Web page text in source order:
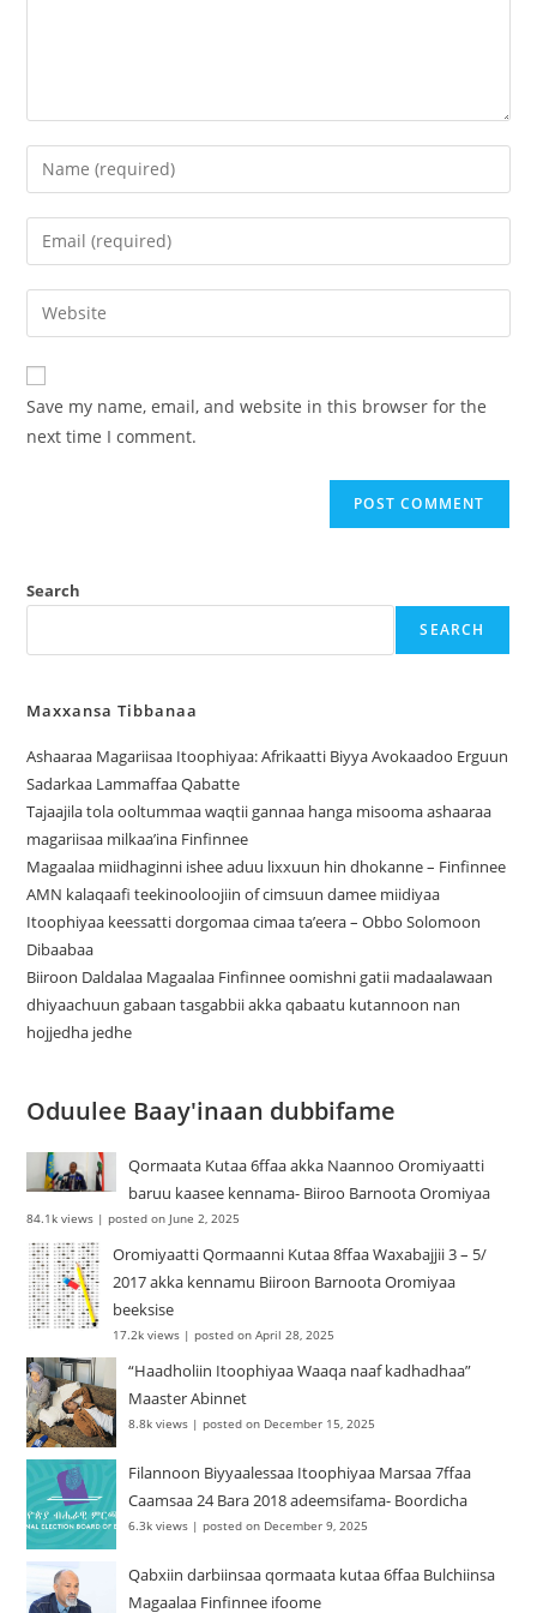
Save my name, email, and website in this browser for the
next time I comment.
Search
SEARCH
Maxxansa Tibbanaa
Ashaaraa Magariisaa Itoophiyaa: Afrikaatti Biyya Avokaadoo Erguun
Sadarkaa Lammaffaa Qabatte
Tajaajila tola ooltummaa waqtii gannaa hanga misooma ashaaraa
magariisaa milkaa’ina Finfinnee
Magaalaa miidhaginni ishee aduu lixxuun hin dhokanne – Finfinnee
‎AMN kalaqaafi teekinooloojiin of cimsuun damee miidiyaa
Itoophiyaa keessatti dorgomaa cimaa ta’eera – Obbo Solomoon
Dibaabaa
Biiroon Daldalaa Magaalaa Finfinnee oomishni gatii madaalawaan
dhiyaachuun gabaan tasgabbii akka qabaatu kutannoon nan
hojjedha jedhe
Oduulee Baay'inaan dubbifame
Qormaata Kutaa 6ffaa akka Naannoo Oromiyaatti
baruu kaasee kennama- Biiroo Barnoota Oromiyaa
84.1k views |posted on June 2, 2025
Oromiyaatti Qormaanni Kutaa 8ffaa Waxabajjii 3 – 5/
2017 akka kennamu Biiroon Barnoota Oromiyaa
beeksise
17.2k views |posted on April 28, 2025
“Haadholiin Itoophiyaa Waaqa naaf kadhadhaa”
Maaster Abinnet
8.8k views |posted on December 15, 2025
Filannoon Biyyaalessaa Itoophiyaa Marsaa 7ffaa
Caamsaa 24 Bara 2018 adeemsifama- Boordicha
6.3k views |posted on December 9, 2025
Qabxiin darbiinsaa qormaata kutaa 6ffaa Bulchiinsa
Magaalaa Finfinnee ifoome